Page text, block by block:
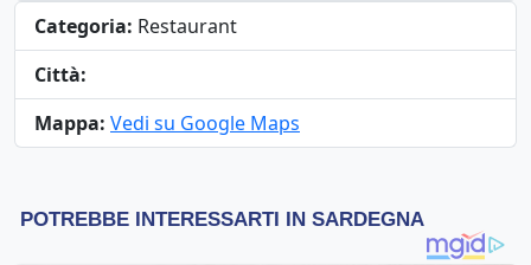
Categoria: Restaurant
Città:
Mappa: Vedi su Google Maps